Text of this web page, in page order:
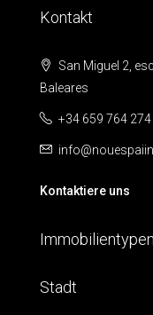
Kontakt
San Miguel 2,
Baleares
+34 659 764 274
Kontaktiere uns
Immobilientypen
Stadt